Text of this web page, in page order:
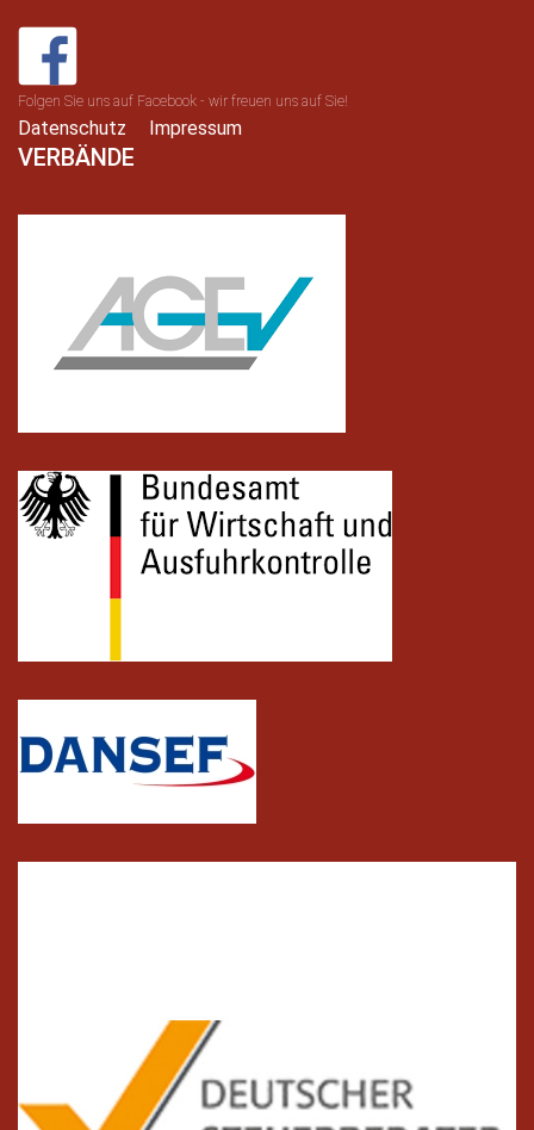
Folgen Sie uns auf Facebook - wir freuen uns auf Sie!
Datenschutz Impressum
VERBÄNDE